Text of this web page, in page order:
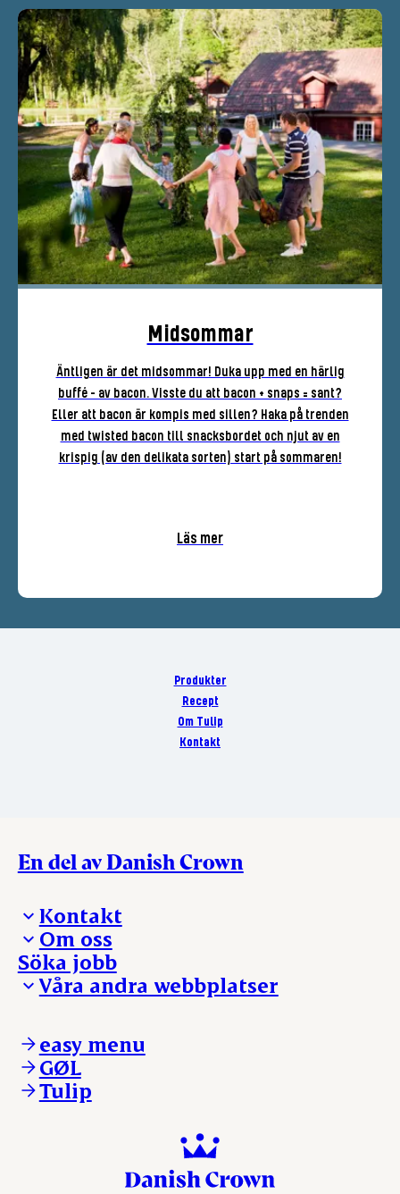
Midsommar
Äntligen är det midsommar! Duka upp med en härlig
buffé - av bacon. Visste du att bacon + snaps = sant?
Eller att bacon är kompis med sillen? Haka på trenden
med twisted bacon till snacksbordet och njut av en
krispig (av den delikata sorten) start på sommaren!
Läs mer
Produkter
Recept
Om Tulip
Kontakt
En del av Danish Crown
Kontakt
Presskontakt – För dig som är journalist
Reklamation
Visselblåsning
Om oss
Vi tar ledningen
Våra ställen
Söka jobb
Våra andra webbplatser
ESS-FOOD.com
KLS.se
nordicspoor.com
easy menu
GØL
Tulip